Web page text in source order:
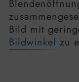
Bild mit
Bildwinkel zu